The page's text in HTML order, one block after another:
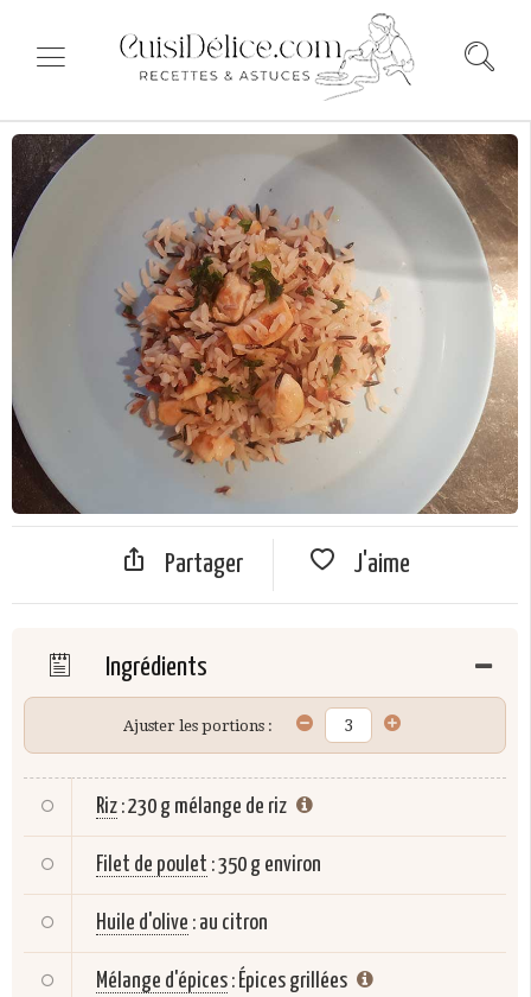
Partager J'aime
Ingrédients
Ajuster les portions :
Riz :230 g mélange de riz
Filet de poulet :350 g environ
Huile d'olive : au citron
Mélange d'épices : Épices grillées